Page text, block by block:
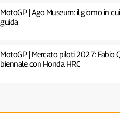
MotoGP | Ago Museum: il giorno in
guida
MotoGP | Mercato piloti 2027:
biennale con Honda HRC